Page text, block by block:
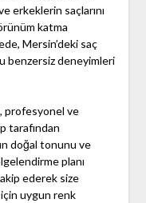
erkeklerin saçlarını
katma
Mersin’deki saç
benzersiz deneyimleri
profesyonel ve
tarafından
doğal tonunu ve
planı
ederek size
uygun renk